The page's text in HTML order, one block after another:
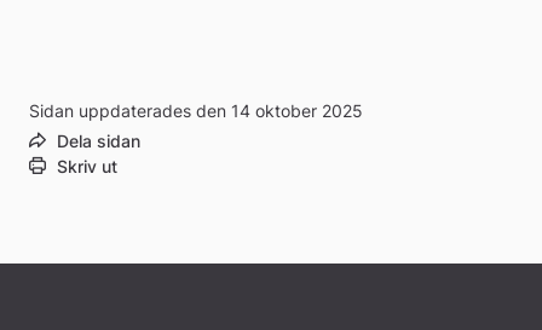
Sidan uppdaterades den 14 oktober 2025
Dela sidan
Skriv ut